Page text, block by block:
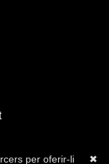
✖
per oferir-li